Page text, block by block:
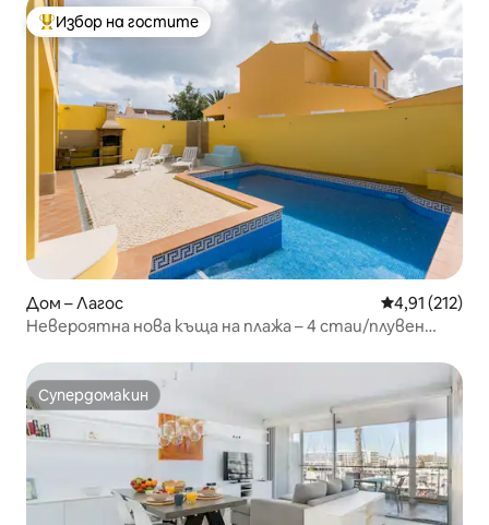
Най-популярен избор на гостите
Избор на гостите
Дом – Лагос Средна
4,91 (212)
Невероятна нова къща на плажа – 4 стаи/плувен
Супердомакин
Супердомакин